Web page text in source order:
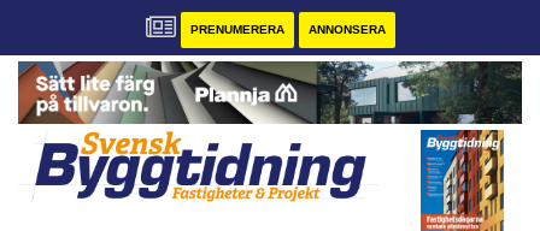
PRENUMERERA ANNONSERA